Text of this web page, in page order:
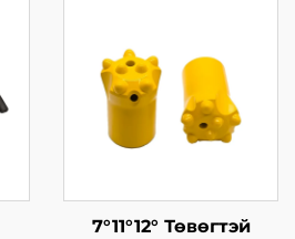
7°11°12° Төвөгтэй